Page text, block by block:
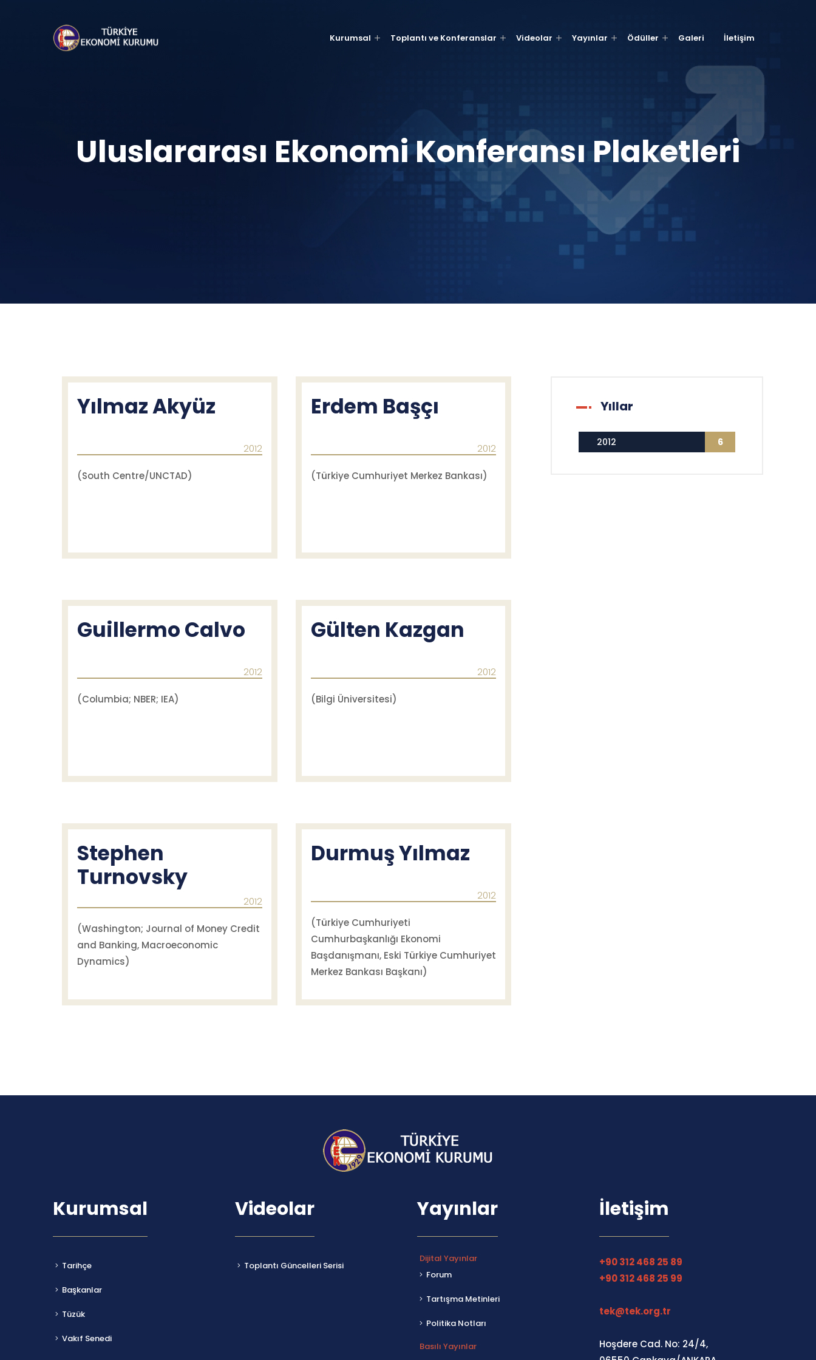
Kurumsal Toplantı ve Konferanslar Videolar Yayınlar Ödüller Galeri İletişim
Uluslararası Ekonomi Konferansı Plaketleri
Yılmaz Akyüz
2012
(South Centre/UNCTAD)
Erdem Başçı
2012
(Türkiye Cumhuriyet Merkez Bankası)
Guillermo Calvo
2012
(Columbia; NBER; IEA)
Gülten Kazgan
2012
(Bilgi Üniversitesi)
Stephen
Turnovsky
2012
(Washington; Journal of Money Credit
and Banking, Macroeconomic
Dynamics)
Durmuş Yılmaz
2012
(Türkiye Cumhuriyeti
Cumhurbaşkanlığı Ekonomi
Başdanışmanı, Eski Türkiye Cumhuriyet
Merkez Bankası Başkanı)
Yıllar
2012 6
Kurumsal
Tarihçe
Başkanlar
Tüzük
Vakıf Senedi
Videolar
Toplantı Güncelleri Serisi
Yayınlar
Dijital Yayınlar
Forum
Tartışma Metinleri
Politika Notları
Basılı Yayınlar
İletişim
+90 312 468 25 89
+90 312 468 25 99
tek@tek.org.tr
Hoşdere Cad. No: 24/4,